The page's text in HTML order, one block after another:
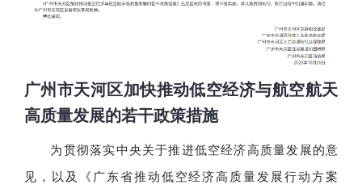
广州市天河区加快推动低空经济与航空航天
高质量发展的若干政策措施
为贯彻落实中央关于推进低空经济高质量发展的意
见，以及《广东省推动低空经济高质量发展行动方案